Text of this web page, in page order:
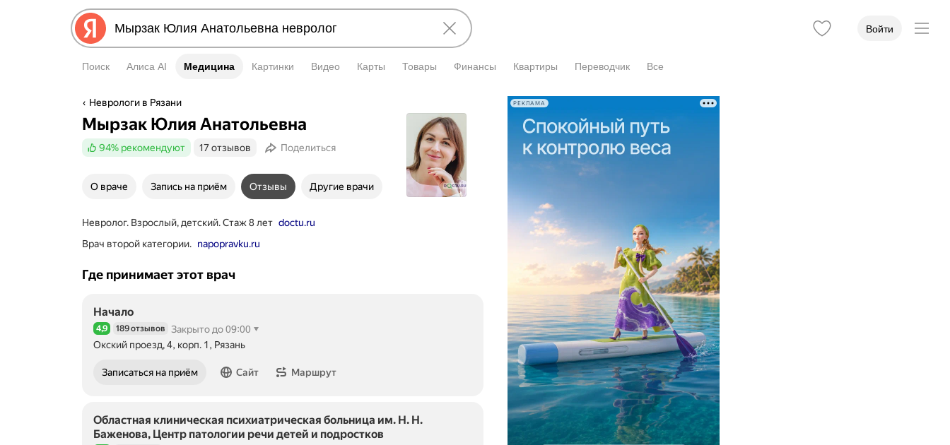
Войти
Поиск Алиса AI Медицина
Медицина Картинки Видео Карты Товары Финансы Квартиры Переводчик Все
Неврологи в Рязани
Мырзак Юлия Анатольевна
94% рекомендуют 17 отзывов Поделиться
О враче Запись на приём Отзывы Другие врачи
Невролог. Взрослый, детский. Стаж 8 лет doctu.ru
Врач второй категории. napopravku.ru
Где принимает этот врач
Начало
Рейтинг 4,9 из 5
4,9 189 отзывов
Закрыто до 09:00
Окский проезд, 4, корп. 1, Рязань
Записаться на приём Сайт Маршрут
Областная клиническая психиатрическая больница им. Н. Н.
Баженова, Центр патологии речи детей и подростков
РЕКЛАМА